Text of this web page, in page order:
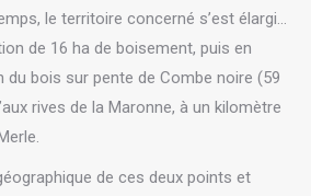
le territoire concerné s’est élargi…
de 16 ha de boisement, puis en
du bois sur pente de Combe noire (59
rives de la Maronne, à un kilomètre
de ces deux points et